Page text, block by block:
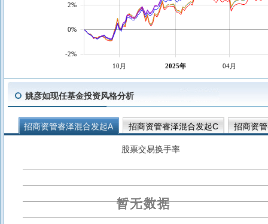
10月 2025年 04月
-2%
0%
2%
姚彦如现任基金投资风格分析
招商资管睿泽混合发起A 招商资管睿泽混合发起C
招商资
招商资管睿丰三个月持有期债券D
招商资管智远增利债券D
股票交易换手率